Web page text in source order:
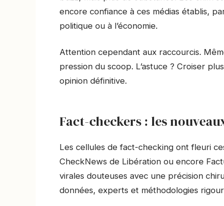
encore confiance à ces médias établis,
politique ou à l’économie.
Attention cependant aux raccourcis.
pression du scoop. L’astuce ? Croiser
opinion définitive.
Fact-checkers : les
Les cellules de fact-checking ont fleuri
CheckNews de Libération ou encore
virales douteuses avec une précision
données, experts et méthodologies